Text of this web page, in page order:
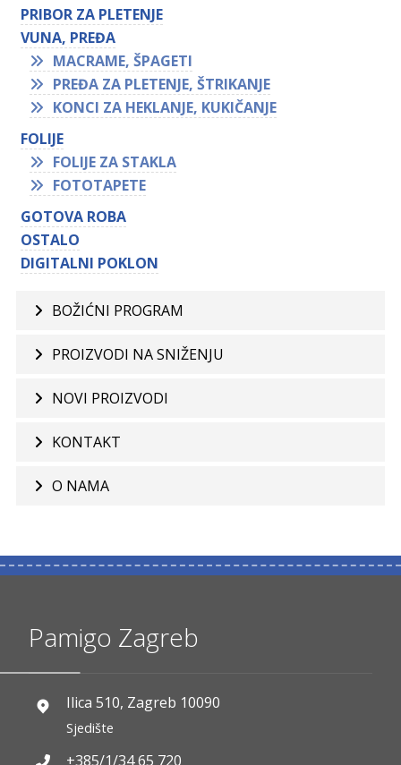
PRIBOR ZA PLETENJE
VUNA, PREĐA
MACRAME, ŠPAGETI
PREĐA ZA PLETENJE, ŠTRIKANJE
KONCI ZA HEKLANJE, KUKIČANJE
FOLIJE
FOLIJE ZA STAKLA
FOTOTAPETE
GOTOVA ROBA
OSTALO
DIGITALNI POKLON
BOŽIĆNI PROGRAM
PROIZVODI NA SNIŽENJU
NOVI PROIZVODI
KONTAKT
O NAMA
Pamigo Zagreb
Ilica 510, Zagreb 10090
Sjedište
+385/1/34 65 720